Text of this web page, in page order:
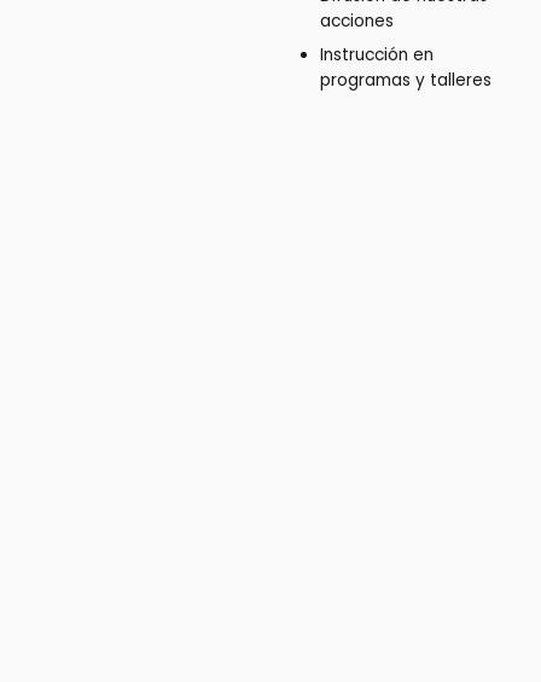
acciones
Instrucción en
programas y talleres